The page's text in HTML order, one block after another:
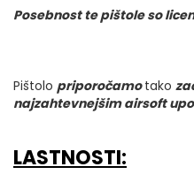
Posebnost te pištole so
Pištolo priporočamotako
najzahtevnejšim airsoft
LASTNOSTI: